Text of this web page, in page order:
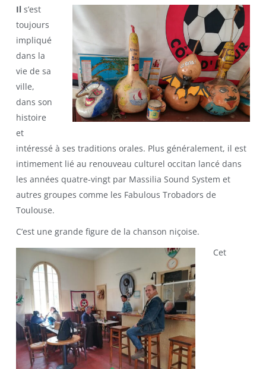
Il s’est
toujours
impliqué
dans la
vie de sa
ville,
dans son
histoire
et
intéressé à ses traditions orales. Plus généralement, il est
intimement lié au renouveau culturel occitan lancé dans
les années quatre-vingt par Massilia Sound System et
autres groupes comme les Fabulous Trobadors de
Toulouse.
C’est une grande figure de la chanson niçoise.
Cet